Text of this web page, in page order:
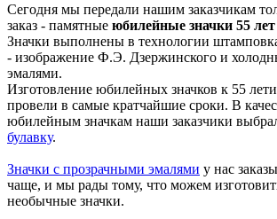
Сегодня мы передали нашим заказчикам
заказ - памятные юбилейные значки 55 лет
Значки выполнены в технологии
- изображение Ф.Э. Дзержинского и
эмалями.
Изготовление юбилейных значков к 55
провели в самые кратчайшие сроки. В
юбилейным значкам наши заказчики
булавку.
Значки с прозрачными эмалями у нас
чаще, и мы рады тому, что можем
необычные значки.